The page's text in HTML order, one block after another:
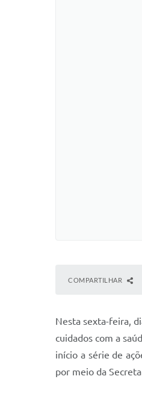
COMPARTILHAR
Nesta sexta-feira,
cuidados com a
início a série de
por meio da